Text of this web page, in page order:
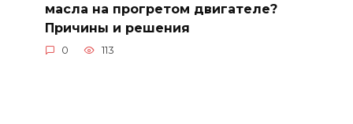
масла на прогретом двигателе?
Причины и решения
0 113